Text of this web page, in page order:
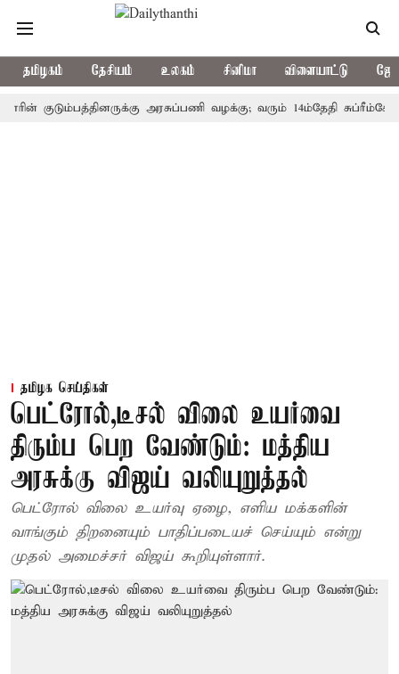
தமிழகம் தேசியம் உலகம் சினிமா விளையாட்டு
அரசுப்பணி வழக்கு; வரும் 14ம்தேதி சுப்ரீம்கோர்ட்டில்
தமிழக செய்திகள்
பெட்ரோல்,டீசல் விலை உயர்வை
திரும்ப பெற வேண்டும்: மத்திய
அரசுக்கு விஜய் வலியுறுத்தல்
பெட்ரோல் விலை உயர்வு ஏழை, எளிய மக்களின்
வாங்கும் திறனையும் பாதிப்படையச் செய்யும் என்று
முதல் அமைச்சர் விஜய் கூறியுள்ளார்.